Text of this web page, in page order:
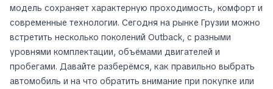
модель сохраняет характерную проходимость, комфорт и
современные технологии. Сегодня на рынке Грузии можно
встретить несколько поколений Outback, с разными
уровнями комплектации, объёмами двигателей и
пробегами. Давайте разберёмся, как правильно выбрать
автомобиль и на что обратить внимание при покупке или